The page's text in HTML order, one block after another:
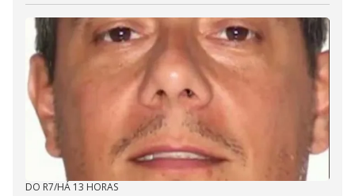
DO R7/HÁ 13 HORAS